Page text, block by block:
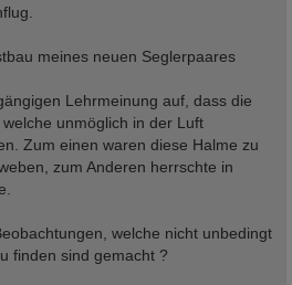
meines neuen Seglerpaares
Lehrmeinung auf, dass die
unmöglich in der Luft
Zum einen waren diese Halme zu
zum Anderen herrschte in
welche nicht unbedingt
finden sind gemacht ?